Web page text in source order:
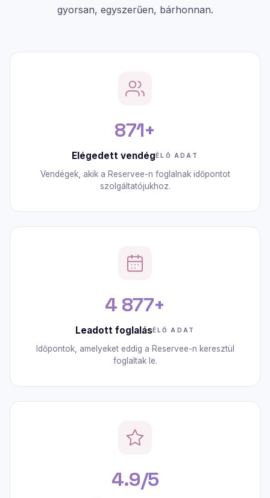
gyorsan, egyszerűen, bárhonnan.
871+
Elégedett vendégÉLŐ ADAT
Vendégek, akik a Reservee-n foglalnak időpontot
szolgáltatójukhoz.
4 877+
Leadott foglalásÉLŐ ADAT
Időpontok, amelyeket eddig a Reservee-n keresztül
foglaltak le.
4.9/5